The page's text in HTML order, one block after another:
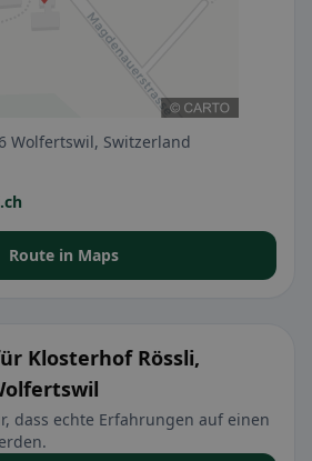
Wolfertswil, Switzerland
Route in Maps
Klosterhof Rössli,
dass echte Erfahrungen auf einen